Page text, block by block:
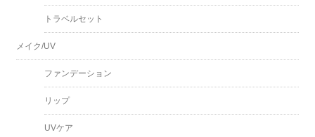
トラベルセット
メイク/UV
ファンデーション
リップ
UVケア